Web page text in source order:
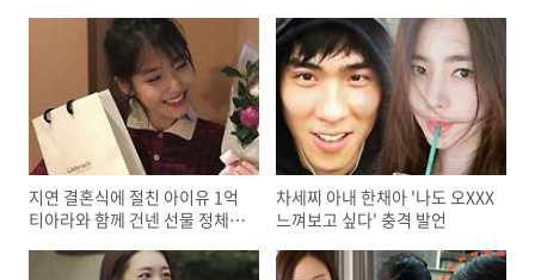
지연 결혼식에 절친 아이유 1억
티아라와 함께 건넨 선물 정체
차세찌 아내 한채아 '나도 오XXX
느껴보고 싶다' 충격 발언